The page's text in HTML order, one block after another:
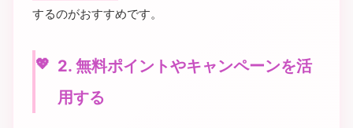
するのがおすすめです。
2. 無料ポイントやキャンペーンを活
用する